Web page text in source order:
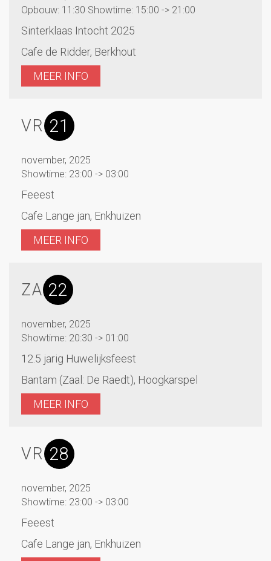
Opbouw: 11:30 Showtime: 15:00 -> 21:00
Sinterklaas Intocht 2025
Cafe de Ridder, Berkhout
MEER INFO
VR 21
november, 2025
Showtime: 23:00 -> 03:00
Feeest
Cafe Lange jan, Enkhuizen
MEER INFO
ZA 22
november, 2025
Showtime: 20:30 -> 01:00
12.5 jarig Huwelijksfeest
Bantam (Zaal: De Raedt), Hoogkarspel
MEER INFO
VR 28
november, 2025
Showtime: 23:00 -> 03:00
Feeest
Cafe Lange jan, Enkhuizen